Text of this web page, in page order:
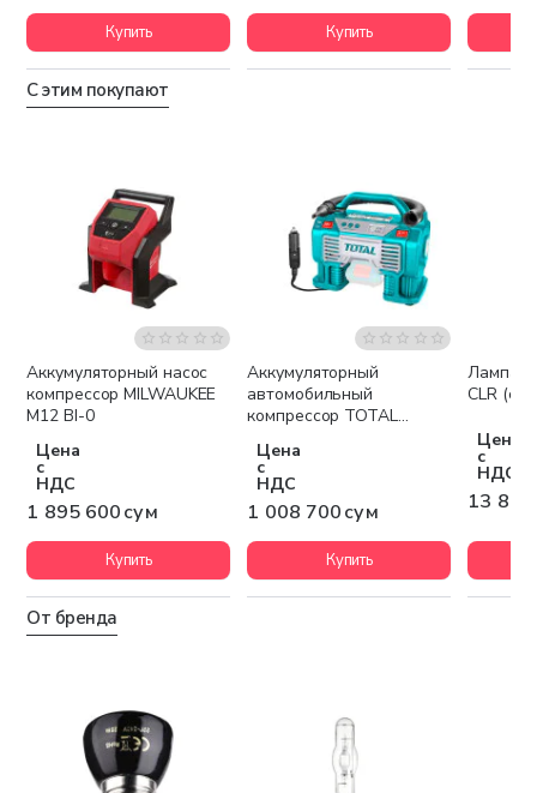
Купить Купить
С этим покупают
Бесплатная доставка
Аккумуляторный насос
компрессор MILWAUKEE
M12 BI-0
Цена
с
НДС
1 895 600 сум
Купить
Аккумуляторный
автомобильный
компрессор TOTAL
Цена
с
НДС
1 008 700 сум
Купить
Лампа
CLR
Цена
с
НДС
13 800
От бренда